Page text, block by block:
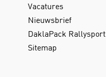
Vacatures
Nieuwsbrief
DaklaPack Rallysport
Sitemap